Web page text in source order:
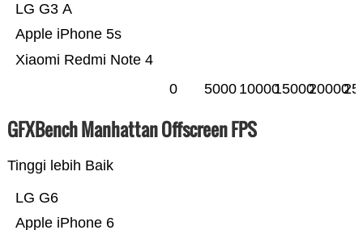
Xiaomi Redmi Note 4
Apple iPhone 5s
LG G3 A
0 5000 100001500020000
GFXBench Manhattan Offscreen FPS
Tinggi lebih Baik
Apple iPhone 6
LG G6